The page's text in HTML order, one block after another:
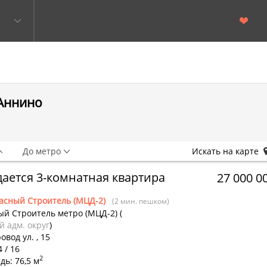
3-комнатная квартира
Строитель (МЦД-2) (2 мин. пешком)
Строитель метро (МЦД-2) (
округ)
ул. , 15
/ 16
76,5 м2
27 000
До метро Искать на карте